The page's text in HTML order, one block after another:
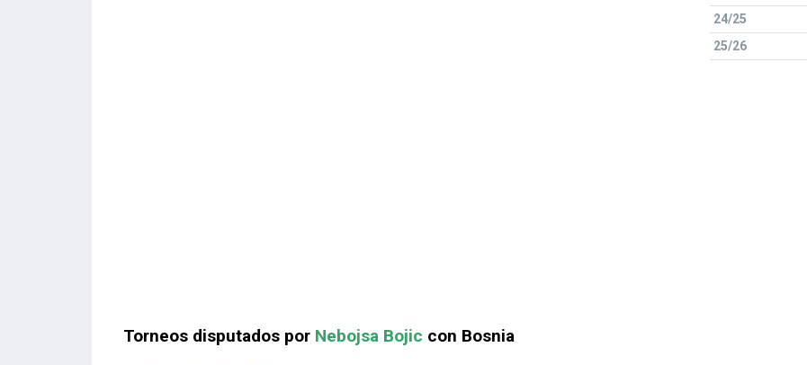
24/25
25/26
Torneos disputados por Nebojsa Bojic con Bosnia